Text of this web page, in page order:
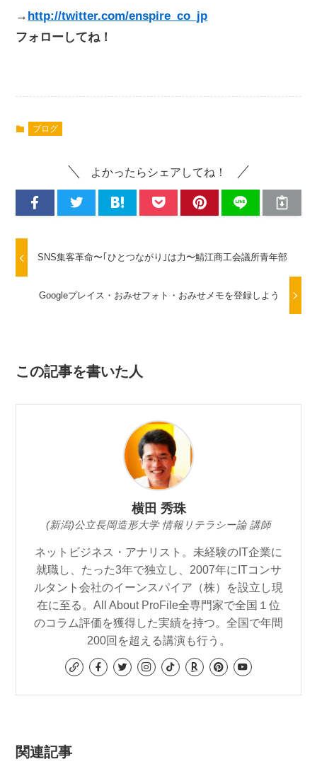
→ http://twitter.com/enspire_co_jp
フォローしてね！
ブログ
よかったらシェアしてね！
SNS集客革命〜｢ひとつながり｣は力〜鯖江商工会議所青年部
Googleプレイス・おみせフォト・おみせメモを登録しよう
この記事を書いた人
横田 秀珠
(新潟)公立長岡造形大学 情報リテラシー論 講師
ネットビジネス・アナリスト。未経験のIT企業に
就職し、たった3年で独立し、2007年にITコンサ
ルタント会社のイーンスパイア（株）を設立し現
在に至る。All About ProFile全専門家で全国１位
のコラム評価を獲得した実績を持つ。全国で年間
200回を超える講演も行う。
関連記事